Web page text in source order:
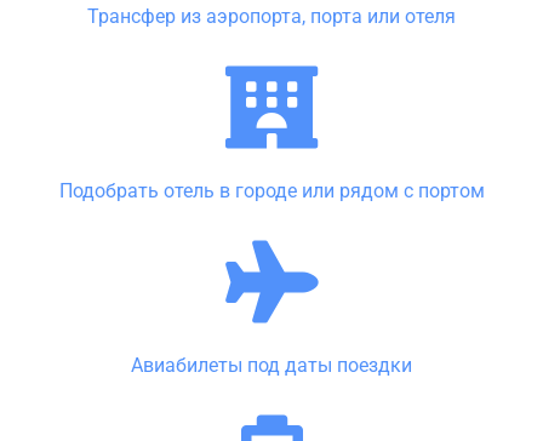
Трансфер из аэропорта, порта или отеля
Подобрать отель в городе или рядом с портом
Авиабилеты под даты поездки